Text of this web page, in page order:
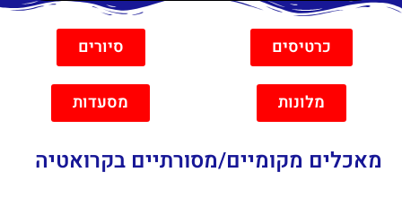
כרטיסים סיורים
מלונות מסעדות
מאכלים מקומיים/מסורתיים בקרואטיה